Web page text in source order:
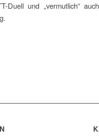
Duell und „vermutlich“